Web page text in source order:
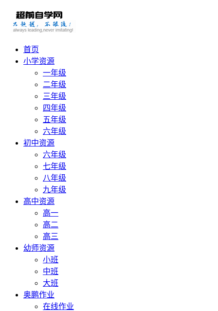
首页
小学资源
一年级
二年级
三年级
四年级
五年级
六年级
初中资源
六年级
七年级
八年级
九年级
高中资源
高一
高二
高三
幼师资源
小班
中班
大班
奥鹏作业
在线作业